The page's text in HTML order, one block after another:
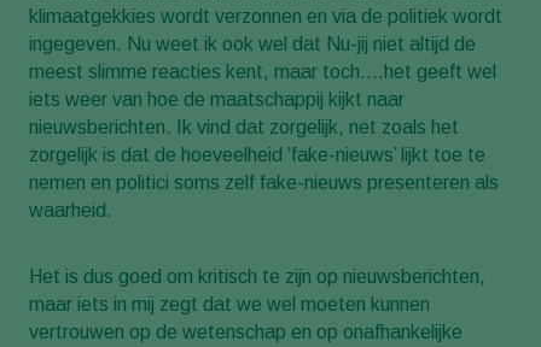
klimaatgekkies wordt verzonnen en via de politiek wordt
ingegeven. Nu weet ik ook wel dat Nu-jij niet altijd de
meest slimme reacties kent, maar toch….het geeft wel
iets weer van hoe de maatschappij kijkt naar
nieuwsberichten. Ik vind dat zorgelijk, net zoals het
zorgelijk is dat de hoeveelheid ‘fake-nieuws’ lijkt toe te
nemen en politici soms zelf fake-nieuws presenteren als
waarheid.
Het is dus goed om kritisch te zijn op nieuwsberichten,
maar iets in mij zegt dat we wel moeten kunnen
vertrouwen op de wetenschap en op onafhankelijke